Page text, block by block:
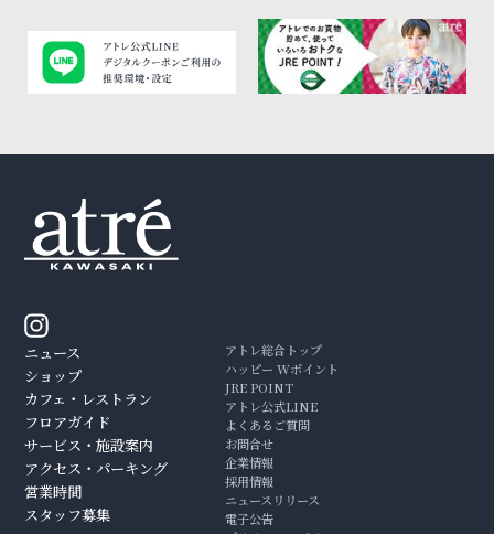
ニュース
ショップ
カフェ・レストラン
フロアガイド
サービス・施設案内
アクセス・パーキング
営業時間
スタッフ募集
アトレ総合トップ
ハッピー Wポイント
JRE POINT
アトレ公式LINE
よくあるご質問
お問合せ
企業情報
採用情報
ニュースリリース
電子公告